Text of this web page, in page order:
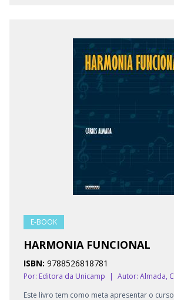
E-BOOK
HARMONIA FUNCIONAL
ISBN: 9788526818781
Por: Editora da Unicamp | Autor: Almada,
Este livro tem como meta apresentar o